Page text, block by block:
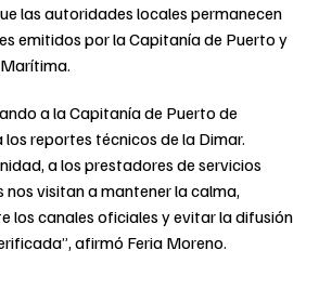
las autoridades locales permanecen
emitidos por la Capitanía de Puerto y
a la Capitanía de Puerto de
reportes técnicos de la Dimar.
a los prestadores de servicios
nos visitan a mantener la calma,
los canales oficiales y evitar la difusión
afirmó Feria Moreno.